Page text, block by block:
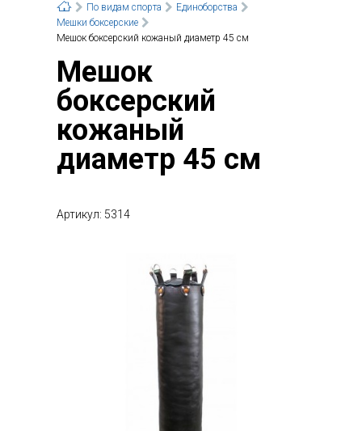
По видам спорта
Единоборства
Мешки боксерские
Мешок боксерский кожаный диаметр 45 см
Мешок
боксерский
кожаный
диаметр 45 см
Артикул: 5314